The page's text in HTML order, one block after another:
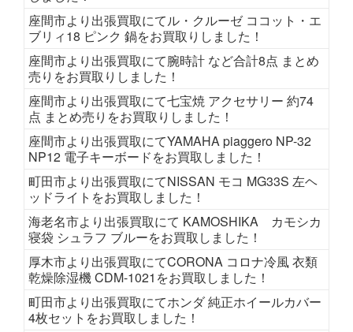
座間市より出張買取にてル・クルーゼ ココット・エ
ブリィ18 ピンク 鍋をお買取りしました！
座間市より出張買取にて腕時計 など合計8点 まとめ
売りをお買取りしました！
座間市より出張買取にて七宝焼 アクセサリー 約74
点 まとめ売りをお買取りしました！
座間市より出張買取にてYAMAHA piaggero NP-32
NP12 電子キーボードをお買取しました！
町田市より出張買取にてNISSAN モコ MG33S 左ヘ
ッドライトをお買取しました！
海老名市より出張買取にて KAMOSHIKA カモシカ
寝袋 シュラフ ブルーをお買取しました！
厚木市より出張買取にてCORONA コロナ冷風 衣類
乾燥除湿機 CDM-1021をお買取しました！
町田市より出張買取にてホンダ 純正ホイールカバー
4枚セットをお買取しました！